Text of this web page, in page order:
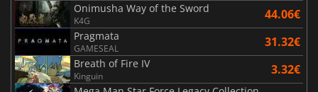
Onimusha Way of the Sword
K4G 44.06€
Pragmata
GAMESEAL 31.32€
Breath of Fire IV
Kinguin 3.32€